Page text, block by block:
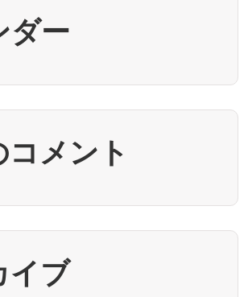
ダー
メント
イブ